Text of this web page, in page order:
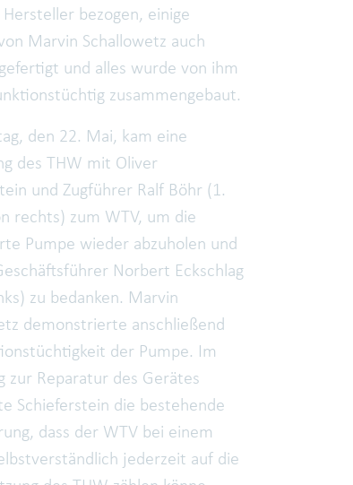
bezogen, einige
Marvin Schallowetz auch
und alles wurde von ihm
zusammengebaut.
den 22. Mai, kam eine
des THW mit Oliver
und Zugführer Ralf Böhr (1.
rechts) zum WTV, um die
Pumpe wieder abzuholen und
Norbert Eckschlag
zu bedanken. Marvin
demonstrierte anschließend
der Pumpe. Im
zur Reparatur des Gerätes
Schieferstein die bestehende
dass der WTV bei einem
jederzeit auf die